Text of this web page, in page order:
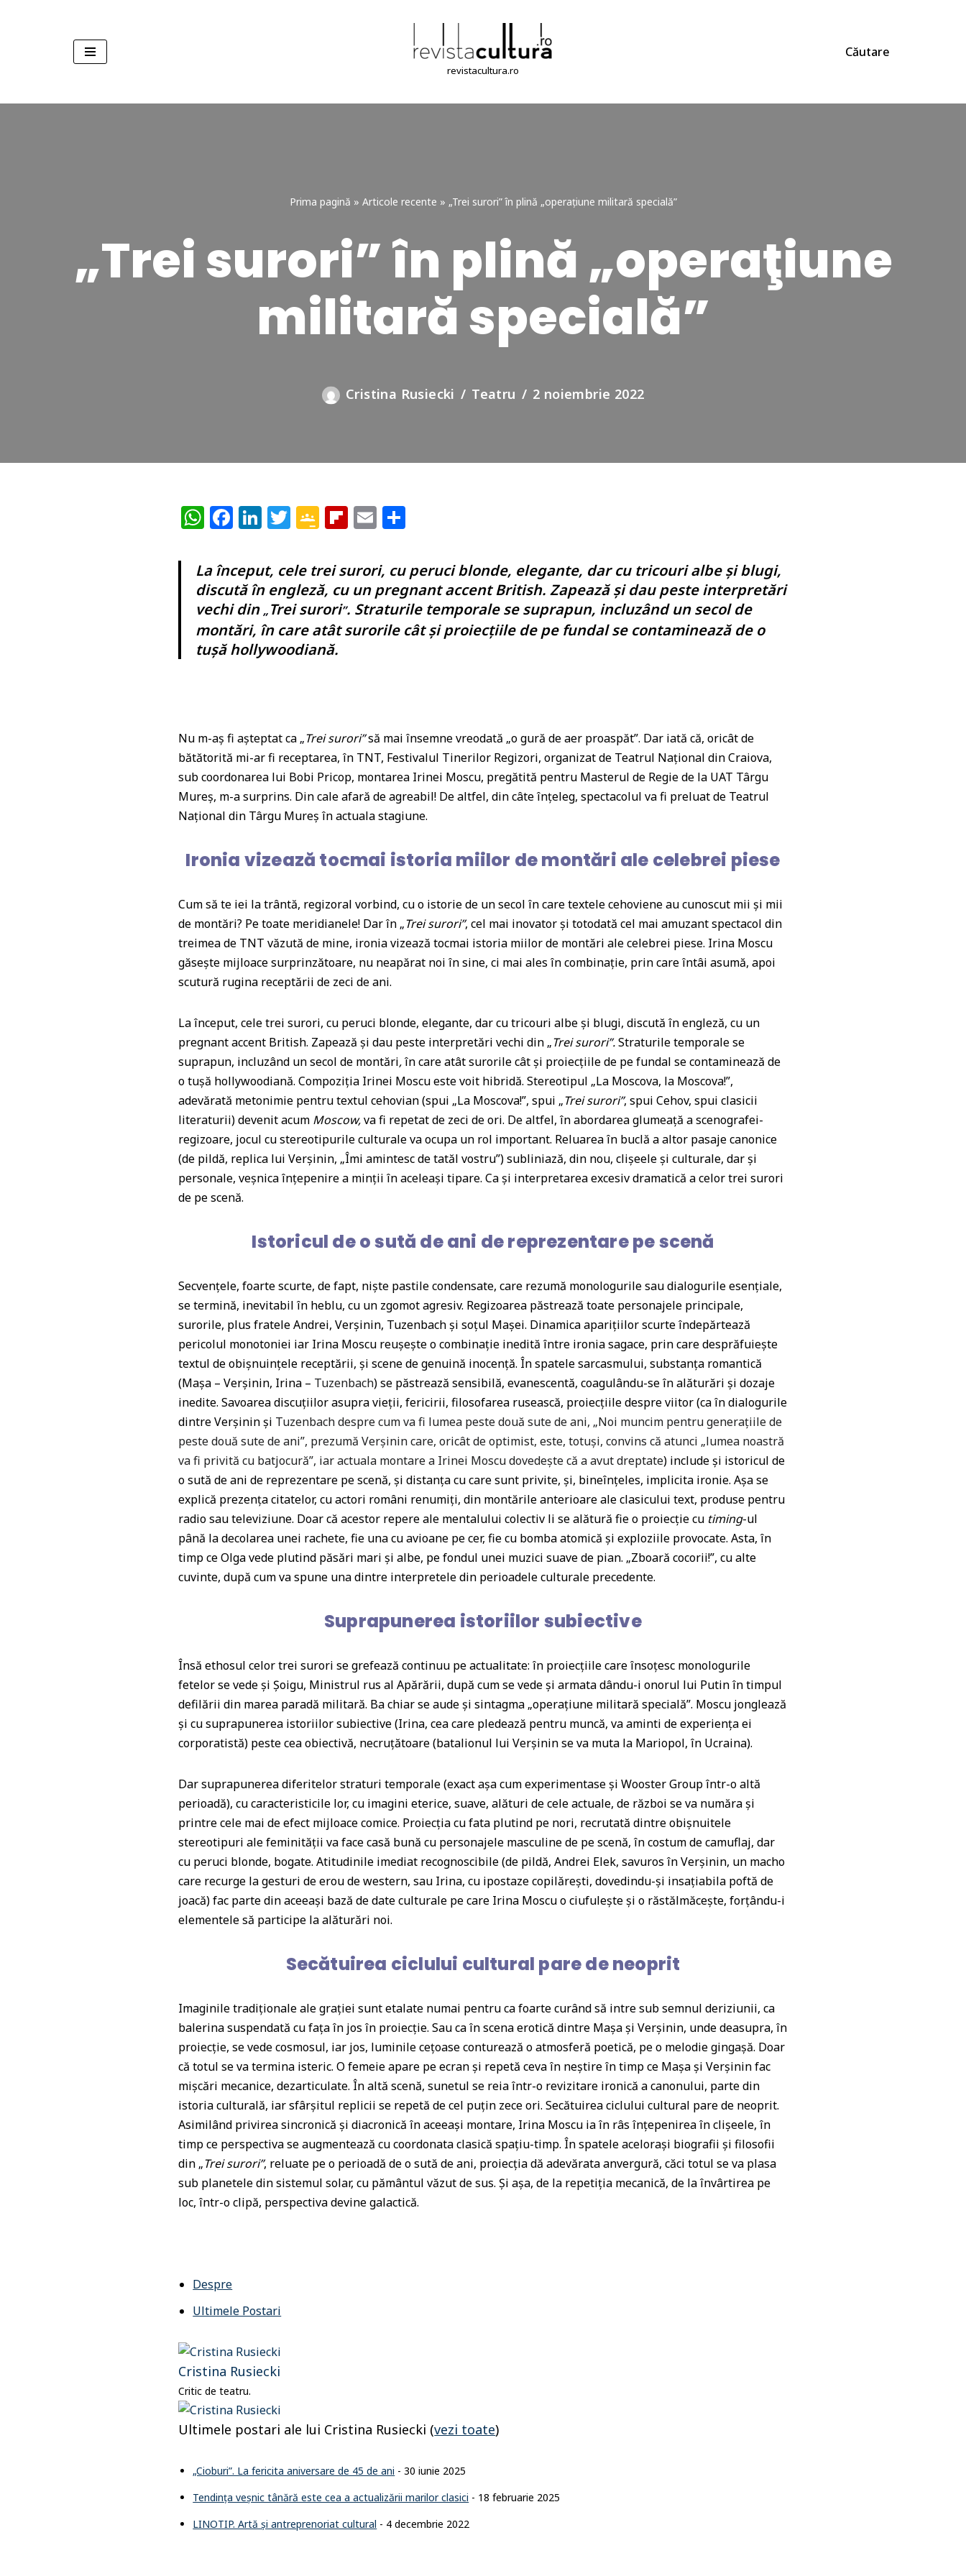
revistacultura.ro
Căutare
Prima pagină » Articole recente » „Trei surori” în plină „operaţiune militară specială”
„Trei surori” în plină „operaţiune
militară specială”
Cristina Rusiecki Teatru 2 noiembrie 2022
W
at
s
A
p
p
F
c
e
b
o
o
Li
k
e
dI
n
T
itt
e
r
G
o
gl
e
Cl
a
o
m
Fl
b
o
ar
d
E
ai
l
ta
je
az
ă
La început, cele trei surori, cu peruci blonde, elegante, dar cu tricouri albe și blugi,
discută în engleză, cu un pregnant accent British. Zapează și dau peste interpretări
vechi din „Trei surori”. Straturile temporale se suprapun, incluzând un secol de
montări, în care atât surorile cât și proiecțiile de pe fundal se contaminează de o
tușă hollywoodiană.
Nu m-aș fi așteptat ca „Trei surori”să mai însemne vreodată „o gură de aer proaspăt”. Dar iată că, oricât de
bătătorită mi-ar fi receptarea, în TNT, Festivalul Tinerilor Regizori, organizat de Teatrul Național din Craiova,
sub coordonarea lui Bobi Pricop, montarea Irinei Moscu, pregătită pentru Masterul de Regie de la UAT Târgu
Mureș, m-a surprins. Din cale afară de agreabil! De altfel, din câte înțeleg, spectacolul va fi preluat de Teatrul
Național din Târgu Mureș în actuala stagiune.
Ironia vizează tocmai istoria miilor de montări ale celebrei piese
Cum să te iei la trântă, regizoral vorbind, cu o istorie de un secol în care textele cehoviene au cunoscut mii și mii
de montări? Pe toate meridianele! Dar în „Trei surori”, cel mai inovator și totodată cel mai amuzant spectacol din
treimea de TNT văzută de mine, ironia vizează tocmai istoria miilor de montări ale celebrei piese. Irina Moscu
găsește mijloace surprinzătoare, nu neapărat noi în sine, ci mai ales în combinație, prin care întâi asumă, apoi
scutură rugina receptării de zeci de ani.
La început, cele trei surori, cu peruci blonde, elegante, dar cu tricouri albe și blugi, discută în engleză, cu un
pregnant accent British. Zapează și dau peste interpretări vechi din „Trei surori”.Straturile temporale se
suprapun, incluzând un secol de montări,în care atât surorile cât și proiecțiile de pe fundal se contaminează de
o tușă hollywoodiană. Compoziția Irinei Moscu este voit hibridă. Stereotipul „La Moscova, la Moscova!”,
adevărată metonimie pentru textul cehovian (spui „La Moscova!”, spui „Trei surori”, spui Cehov, spui clasicii
literaturii) devenit acum Moscow,va fi repetat de zeci de ori. De altfel, în abordarea glumeață a scenografei-
regizoare, jocul cu stereotipurile culturale va ocupa un rol important. Reluarea în buclă a altor pasaje canonice
(de pildă, replica lui Verșinin, „Îmi amintesc de tatăl vostru”) subliniază, din nou, clișeele și culturale, dar și
personale, veșnica înțepenire a minții în aceleași tipare. Ca și interpretarea excesiv dramatică a celor trei surori
de pe scenă.
Istoricul de o sută de ani de reprezentare pe scenă
Secvențele, foarte scurte, de fapt, niște pastile condensate, care rezumă monologurile sau dialogurile esențiale,
se termină, inevitabil în heblu, cu un zgomot agresiv. Regizoarea păstrează toate personajele principale,
surorile, plus fratele Andrei, Verșinin, Tuzenbach și soțul Mașei. Dinamica aparițiilor scurte îndepărtează
pericolul monotoniei iar Irina Moscu reușește o combinație inedită între ironia sagace, prin care desprăfuiește
textul de obișnuințele receptării, și scene de genuină inocență. În spatele sarcasmului, substanța romantică
(Mașa – Verșinin, Irina – Tuzenbach) se păstrează sensibilă, evanescentă, coagulându-se în alăturări și dozaje
inedite. Savoarea discuțiilor asupra vieții, fericirii, filosofarea rusească, proiecțiile despre viitor (ca în dialogurile
dintre Verșinin și Tuzenbach despre cum va fi lumea peste două sute de ani, „Noi muncim pentru generațiile de
peste două sute de ani”, prezumă Verșinin care, oricât de optimist, este, totuși, convins că atunci „lumea noastră
va fi privită cu batjocură”, iar actuala montare a Irinei Moscu dovedește că a avut dreptate) include și istoricul de
o sută de ani de reprezentare pe scenă, și distanța cu care sunt privite, și, bineînțeles, implicita ironie. Așa se
explică prezența citatelor, cu actori români renumiți, din montările anterioare ale clasicului text, produse pentru
radio sau televiziune. Doar că acestor repere ale mentalului colectiv li se alătură fie o proiecție cu timing-ul
până la decolarea unei rachete, fie una cu avioane pe cer, fie cu bomba atomică și exploziile provocate. Asta, în
timp ce Olga vede plutind păsări mari și albe, pe fondul unei muzici suave de pian. „Zboară cocorii!”, cu alte
cuvinte, după cum va spune una dintre interpretele din perioadele culturale precedente.
Suprapunerea istoriilor subiective
Însă ethosul celor trei surori se grefează continuu pe actualitate: în proiecțiile care însoțesc monologurile
fetelor se vede și Șoigu, Ministrul rus al Apărării, după cum se vede și armata dându-i onorul lui Putin în timpul
defilării din marea paradă militară. Ba chiar se aude și sintagma „operațiune militară specială”. Moscu jonglează
și cu suprapunerea istoriilor subiective (Irina, cea care pledează pentru muncă, va aminti de experiența ei
corporatistă) peste cea obiectivă, necruțătoare (batalionul lui Verșinin se va muta la Mariopol, în Ucraina).
Dar suprapunerea diferitelor straturi temporale (exact așa cum experimentase și Wooster Group într-o altă
perioadă), cu caracteristicile lor, cu imagini eterice, suave, alături de cele actuale, de război se va număra și
printre cele mai de efect mijloace comice. Proiecția cu fata plutind pe nori, recrutată dintre obișnuitele
stereotipuri ale feminității va face casă bună cu personajele masculine de pe scenă, în costum de camuflaj, dar
cu peruci blonde, bogate. Atitudinile imediat recognoscibile (de pildă, Andrei Elek, savuros în Verșinin, un macho
care recurge la gesturi de erou de western, sau Irina, cu ipostaze copilărești, dovedindu-și insațiabila poftă de
joacă) fac parte din aceeași bază de date culturale pe care Irina Moscu o ciufulește și o răstălmăcește, forțându-i
elementele să participe la alăturări noi.
Secătuirea ciclului cultural pare de neoprit
Imaginile tradiționale ale grației sunt etalate numai pentru ca foarte curând să intre sub semnul deriziunii, ca
balerina suspendată cu fața în jos în proiecție. Sau ca în scena erotică dintre Mașa și Verșinin, unde deasupra, în
proiecție, se vede cosmosul, iar jos, luminile cețoase conturează o atmosferă poetică, pe o melodie gingașă. Doar
că totul se va termina isteric. O femeie apare pe ecran și repetă ceva în neștire în timp ce Mașa și Verșinin fac
mișcări mecanice, dezarticulate. În altă scenă, sunetul se reia într-o revizitare ironică a canonului, parte din
istoria culturală, iar sfârșitul replicii se repetă de cel puțin zece ori. Secătuirea ciclului cultural pare de neoprit.
Asimilând privirea sincronică și diacronică în aceeași montare, Irina Moscu ia în râs înțepenirea în clișeele, în
timp ce perspectiva se augmentează cu coordonata clasică spațiu-timp. În spatele acelorași biografii și filosofii
din „Trei surori”, reluate pe o perioadă de o sută de ani, proiecția dă adevărata anvergură, căci totul se va plasa
sub planetele din sistemul solar, cu pământul văzut de sus. Și așa, de la repetiția mecanică, de la învârtirea pe
loc, într-o clipă, perspectiva devine galactică.
Despre
Ultimele Postari
Cristina Rusiecki
Critic de teatru.
Ultimele postari ale lui Cristina Rusiecki (vezi toate)
„Cioburi”. La fericita aniversare de 45 de ani - 30 iunie 2025
Tendința veșnic tânără este cea a actualizării marilor clasici - 18 februarie 2025
LINOTIP. Artă și antreprenoriat cultural - 4 decembrie 2022